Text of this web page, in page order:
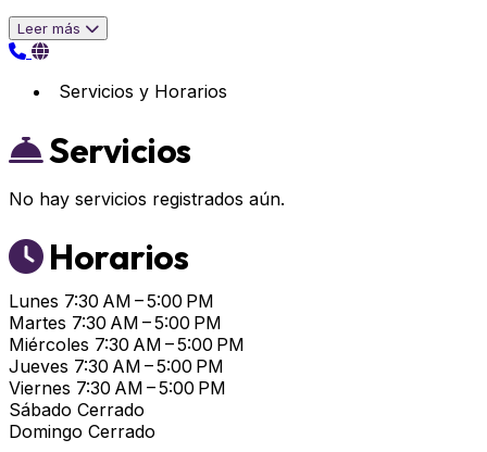
Leer más
Servicios y Horarios
Servicios
No hay servicios registrados aún.
Horarios
Lunes 7:30 AM – 5:00 PM
Martes 7:30 AM – 5:00 PM
Miércoles 7:30 AM – 5:00 PM
Jueves 7:30 AM – 5:00 PM
Viernes 7:30 AM – 5:00 PM
Sábado Cerrado
Domingo Cerrado